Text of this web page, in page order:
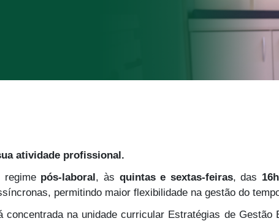
atividade profissional.
regime pós-laboral, às quintas e sextas-feiras, das
permitindo maior flexibilidade na gestão do
concentrada na unidade curricular Estratégias de Gestão